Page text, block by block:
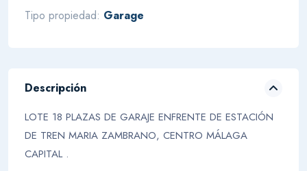
Tipo propiedad: Garage
Descripción
LOTE 18 PLAZAS DE GARAJE ENFRENTE DE ESTACIÓN
DE TREN MARIA ZAMBRANO, CENTRO MÁLAGA
CAPITAL .